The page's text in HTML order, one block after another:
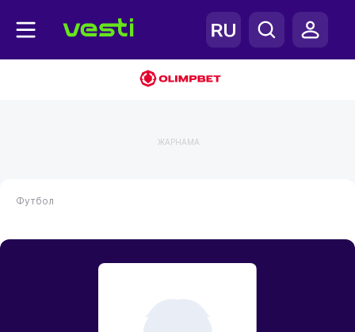
ЖАРНАМА
Футбол